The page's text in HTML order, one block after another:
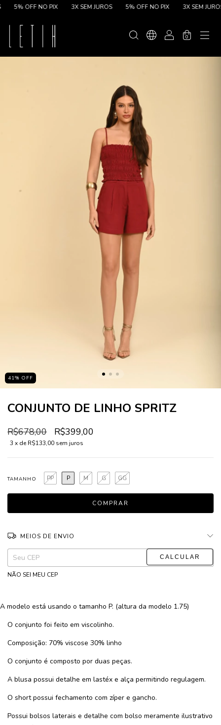
5% OFF NO PIX 3X SEM JUROS 5% OFF NO PIX 3X SEM JUROS
0
41% OFF
CONJUNTO DE LINHO SPRITZ
R$678,00 R$399,00
3 x deR$133,00 sem juros
TAMANHO GG
G
M
P
PP
MEIOS DE ENVIO
Entregas para o CEP:
ALTERAR CEP
NÃO SEI MEU CEP
A modelo está usando o tamanho P. (altura da modelo 1.75)
O conjunto foi feito em viscolinho.
Composição: 70% viscose 30% linho
O conjunto é composto por duas peças.
A blusa possui detalhe em lastéx e alça permitindo regulagem.
O short possui fechamento com zíper e gancho.
Possui bolsos laterais e detalhe com bolso meramente ilustrativo